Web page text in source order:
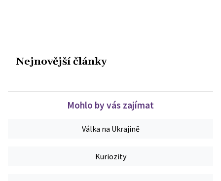
Nejnovější články
Mohlo by vás zajímat
Válka na Ukrajině
Kuriozity